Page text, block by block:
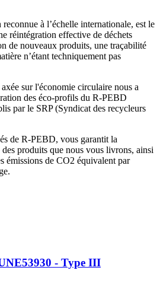
à l’échelle internationale, est le
réintégration effective de déchets
de nouveaux produits, une traçabilité
n’étant techniquement pas
sur l'économie circulaire nous a
des éco-profils du R-PEBD
par le SRP (Syndicat des recycleurs
de R-PEBD, vous garantit la
produits que nous vous livrons, ainsi
émissions de CO2 équivalent par
- Type III